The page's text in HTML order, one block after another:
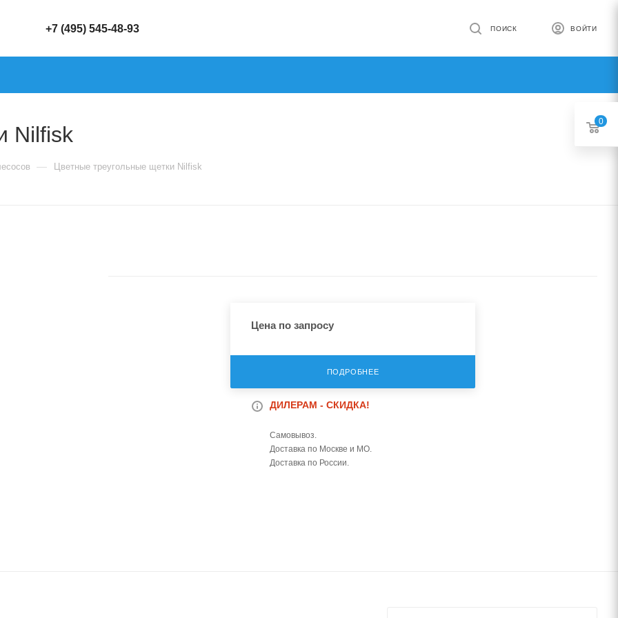
+7 (495) 545-48-93 ВОЙТИ
ПОИСК
Nilfisk
— Цветные треугольные щетки Nilfisk
Цена по запросу
ПОДРОБНЕЕ
ДИЛЕРАМ - СКИДКА!
Самовывоз.
Доставка по Москве и МО.
Доставка по России.
0